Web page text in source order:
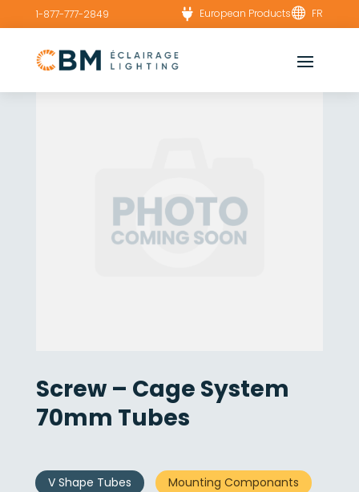
1-877-777-2849  European Products FR
Screw – Cage System
70mm Tubes
V Shape Tubes Mounting Componants